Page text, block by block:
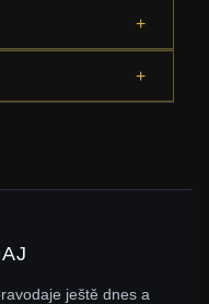
ještě dnes a